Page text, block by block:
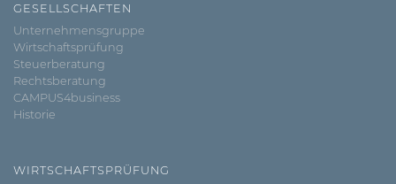
GESELLSCHAFTEN
Unternehmensgruppe
Wirtschaftsprüfung
Steuerberatung
Rechtsberatung
CAMPUS4business
Historie
WIRTSCHAFTSPRÜFUNG